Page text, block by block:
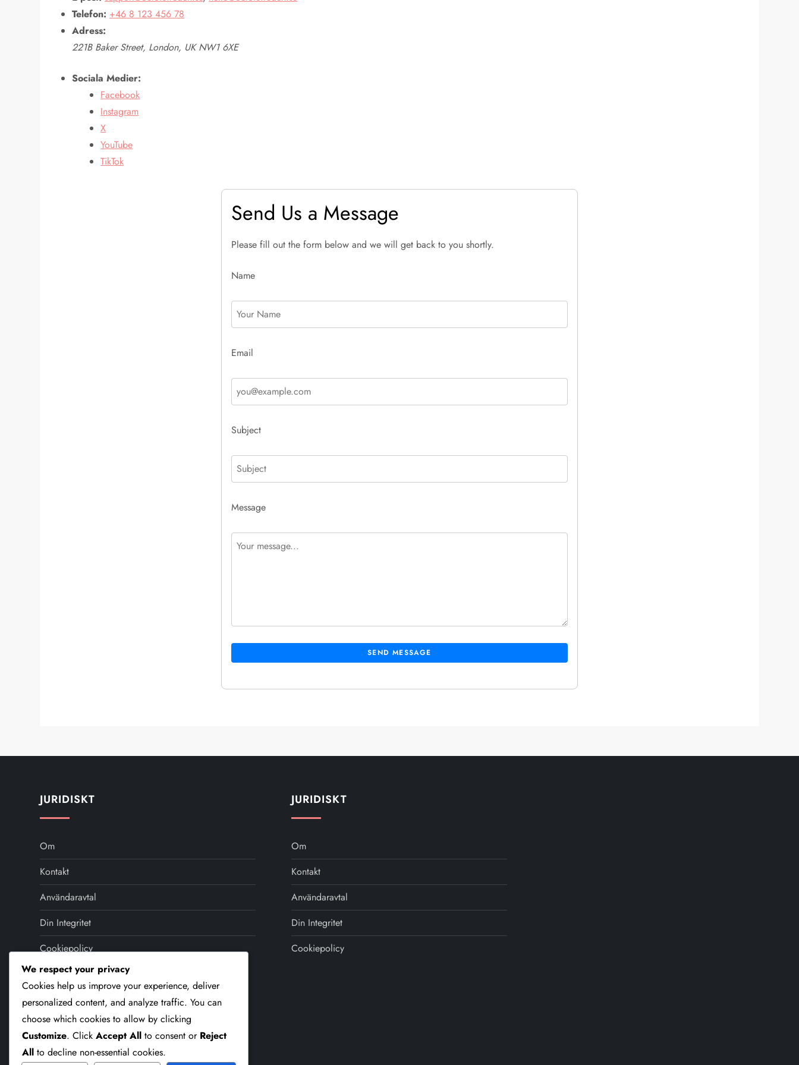
Telefon: +46 8 123 456 78
Adress:
221B Baker Street, London, UK NW1 6XE
Sociala Medier:
Facebook
Instagram
X
YouTube
TikTok
Send Us a Message
Please fill out the form below and we will get back to you shortly.
Name
Email
Subject
Message
SEND MESSAGE
JURIDISKT
Om
Kontakt
Användaravtal
Din Integritet
Cookiepolicy
SPRÅK
English (US)▾
JURIDISKT
Om
Kontakt
Användaravtal
Din Integritet
Cookiepolicy
We respect your privacy
Cookies help us improve your experience, deliver
personalized content, and analyze traffic. You can
choose which cookies to allow by clicking
Customize. Click Accept All to consent or Reject
All to decline non-essential cookies.